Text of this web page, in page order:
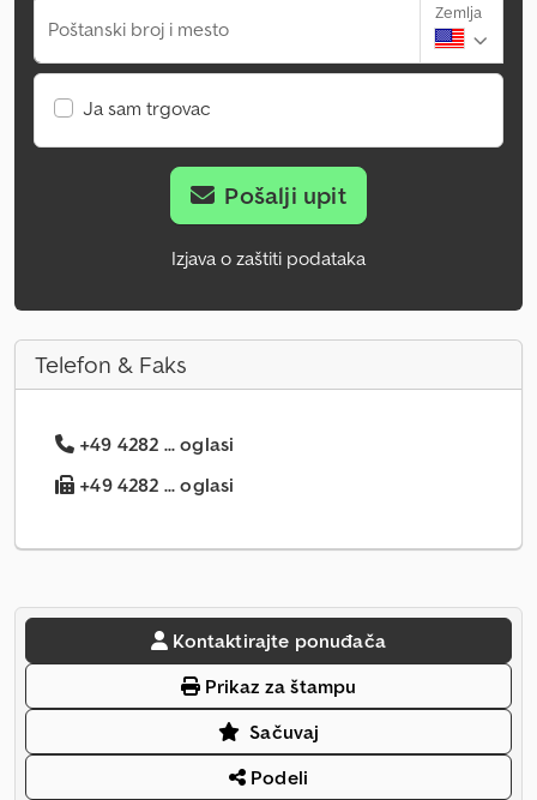
Poštanski broj i mesto
Zemlja
Ja sam trgovac
Pošalji upit
Izjava o zaštiti podataka
Telefon & Faks
+49 4282 ... oglasi
+49 4282 ... oglasi
Kontaktirajte ponuđača
Prikaz za štampu
Sačuvaj
Podeli